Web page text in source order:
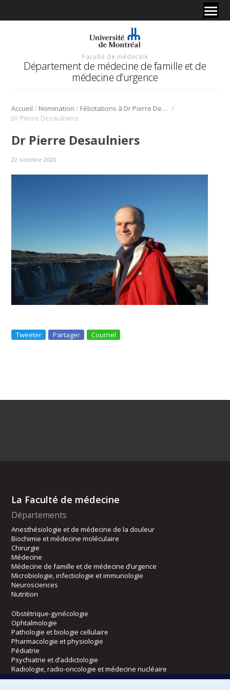
Faculté de médecine
Département de médecine de famille et de
médecine d’urgence
Accueil / Nomination / Félicitations à Dr Pierre Desaulniers pour sa nomination à titre de leader pédagogique au CPASS /
Dr Pierre Desaulniers
Dr Pierre Desaulniers
22 octobre 2020
Tweeter Partager Courriel
La Faculté de médecine
Départements
Anesthésiologie et de médecine de la douleur
Biochimie et médecine moléculaire
Chirurgie
Médecine
Médecine de famille et de médecine d’urgence
Microbiologie, infectiologie et immunologie
Neurosciences
Nutrition
Obstétrique-gynécologie
Ophtalmologie
Pathologie et biologie cellulaire
Pharmacologie et physiologie
Pédiatrie
Psychiatrie et d’addictologie
Radiologie, radio-oncologie et médecine nucléaire